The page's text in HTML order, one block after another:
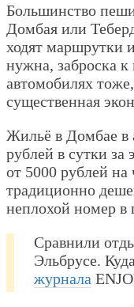
Большинство
Домбая или
ходят маршрутки
нужна, заброска
автомобилях
существенная
Жильё в Домбае в
рублей в сутки за
от 5000 рублей на
традиционно
неплохой номер в
Сравнили
Эльбрусе.
журнала